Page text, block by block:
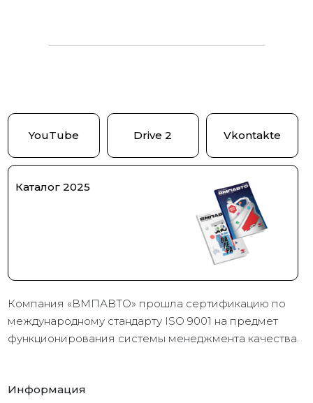
YouTube Drive 2 Vkontakte
Каталог 2025
Компания «ВМПАВТО» прошла сертификацию по
международному стандарту ISO 9001 на предмет
функционирования системы менеджмента качества.
Информация